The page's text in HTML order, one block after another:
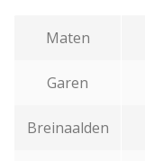
Maten
Garen
Breinaalden